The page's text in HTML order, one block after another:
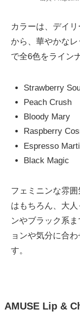
カラーは、デイ
から、華やかな
で全6色をライン
Strawberry
Peach Crush
Bloody Mary
Raspberry
Espresso
Black Magic
フェミニンな雰
はもちろん、大
ンやブラック系
ョンや気分に合
す。
AMUSE Lip &